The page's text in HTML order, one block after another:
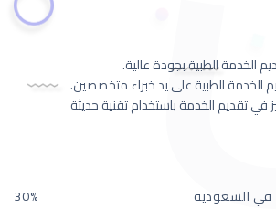
الخدمة الطبية بجودة عالية.
الخدمة الطبية على يد خبراء متخصصين.
في تقديم الخدمة باستخدام تقنية حديثة
في السعودية 30